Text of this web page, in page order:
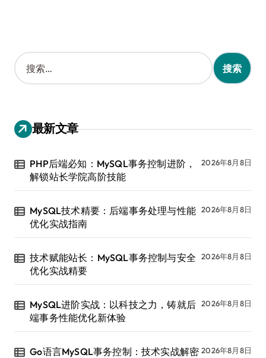
搜
索
：
最新文章
PHP后端必知：MySQL事务控制进阶，
解锁站长学院高阶技能
2026年8月8日
MySQL技术精要：后端事务处理与性能
优化实战指南
2026年8月8日
技术赋能站长：MySQL事务控制与安全
优化实战精要
2026年8月8日
MySQL进阶实战：以科技之力，铸就后
端事务性能优化新体验
2026年8月8日
Go语言MySQL事务控制：技术实战解密 2026年8月8日